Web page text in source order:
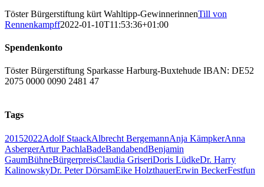
Töster Bürgerstiftung kürt Wahltipp-GewinnerinnenTill von
Rennenkampff2022-01-10T11:53:36+01:00
Spendenkonto
Töster Bürgerstiftung Sparkasse Harburg-Buxtehude IBAN: DE52
2075 0000 0090 2481 47
Tags
20152022Adolf StaackAlbrecht BergemannAnja KämpkerAnna
AsbergerArtur PachlaBadeBandabendBenjamin
GaumBühneBürgerpreisClaudia GriseriDoris LüdkeDr. Harry
KalinowskyDr. Peter DörsamEike HolzthauerErwin BeckerFestfun